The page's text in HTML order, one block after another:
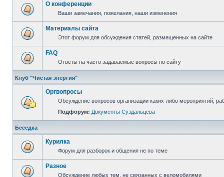
О конференции
Ваши замечания, пожелания, наши изменения
Материалы сайта
Этот форум для обсуждения статей, размещенных на сайте
FAQ
Ответы на часто задаваемые вопросы по сайту
Клуб "Чистая энергия"
Оргвопросы
Обсуждение вопросов организации каких-либо мероприятий,
Подфорум: Документы Суздальцева
Беседка
Курилка
Форум для разборок и общения не по теме
Разное
Обсуждение любых тем, не связанных с веломобилями